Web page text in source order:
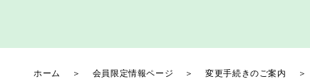
ホーム ＞ 会員限定情報ページ ＞変更手続きのご案内